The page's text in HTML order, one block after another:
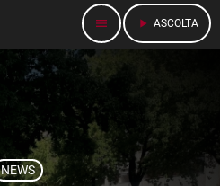
menu play_arrow ASCOLTA
NEWS